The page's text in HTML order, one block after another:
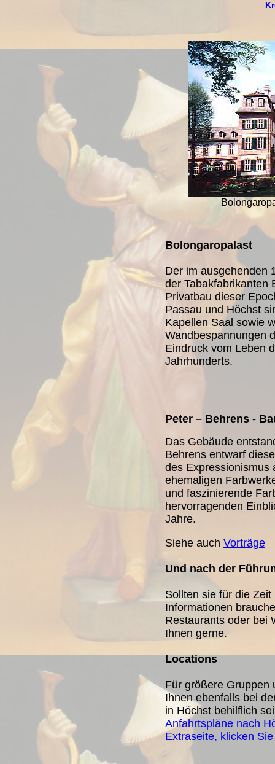
Bolongaropalast
Der im ausgehenden
der Tabakfabrikanten
Privatbau dieser
Passau und Höchst
Kapellen Saal sowie
Wandbespannungen
Eindruck vom Leben
Jahrhunderts.
Peter – Behrens -
Das Gebäude
Behrens entwarf
des Expressionismus
ehemaligen
und faszinierende
hervorragenden
Jahre.
Siehe auch Vorträge
Und nach der
Sollten sie für die
Informationen
Restaurants oder bei
Ihnen gerne.
Locations
Für größere Gruppen
Ihnen ebenfalls bei
in Höchst behilflich
Anfahrtspläne nach
Extraseite, klicken